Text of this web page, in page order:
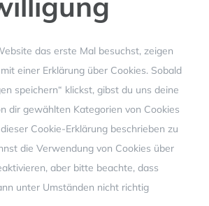
das erste Mal besuchst, zeigen
einer Erklärung über Cookies. Sobald
speichern“ klickst, gibst du uns deine
dir gewählten Kategorien von Cookies
Cookie-Erklärung beschrieben zu
die Verwendung von Cookies über
aber bitte beachte, dass
unter Umständen nicht richtig